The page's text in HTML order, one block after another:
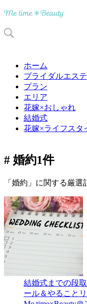
ホーム
ブライダルエス
プラン
エリア
花嫁×おしゃれ
結婚式
花嫁×ライフスタ
# 婚約1件
「婚約」に関する厳選
結婚式までの段
ール＆やること